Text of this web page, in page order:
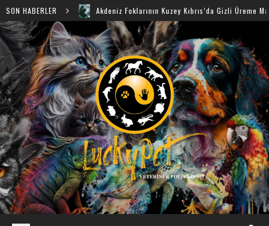
SON HABERLER Akdeniz Foklarının Kuzey Kıbrıs’da Gizli Üreme Mağaraları